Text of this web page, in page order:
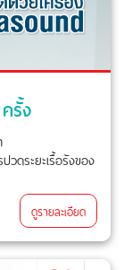
รั้ง
ดระยะเรื้อรังของ
ดูรายละเอียด